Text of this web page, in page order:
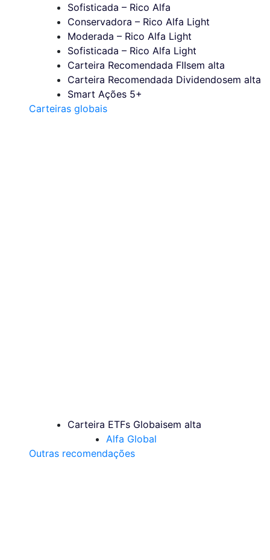
Sofisticada – Rico Alfa
Conservadora – Rico Alfa Light
Moderada – Rico Alfa Light
Sofisticada – Rico Alfa Light
Carteira Recomendada FIIsem alta
Carteira Recomendada Dividendosem alta
Smart Ações 5+
Carteiras globais
Carteira ETFs Globaisem alta
Alfa Global
Outras recomendações